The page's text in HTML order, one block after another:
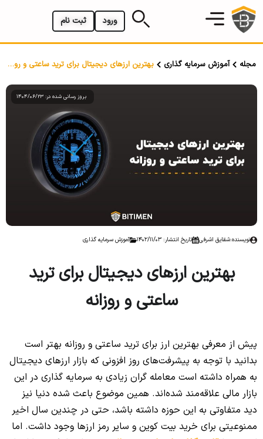
ثبت نام ورود
مجله آموزش سرمایه گذاری بهترین ارزهای دیجیتال برای ترید ساعتی و روزانه
بروز رسانی شده در: 1404/06/23
نویسنده:شقایق اشرفی تاریخ انتشار: 1402/11/03 آموزش سرمایه گذاری
بهترین ارزهای دیجیتال برای ترید
ساعتی و روزانه
پیش از معرفی بهترین ارز برای ترید ساعتی و روزانه بهتر است
بدانید با توجه به پیشرفت‌های روز افزونی که بازار ارزهای دیجیتال
به همراه داشته است معامله گران زیادی به سرمایه گذاری در این
بازار مالی علاقه‌مند شده‌اند. همین موضوع باعث شده دنیا نیز
دید متفاوتی به این حوزه داشته باشد، حتی در چندین سال اخیر
ممنوعیتی برای خرید بیت کوین و سایر رمز ارزها وجود داشت. اما